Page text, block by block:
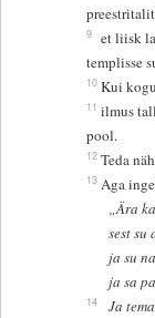
9 et liisk
templisse
10 Kui
11 ilmus
pool.
12 Teda
13 Aga
„Ära
sest su
ja su
ja sa
14
Ja